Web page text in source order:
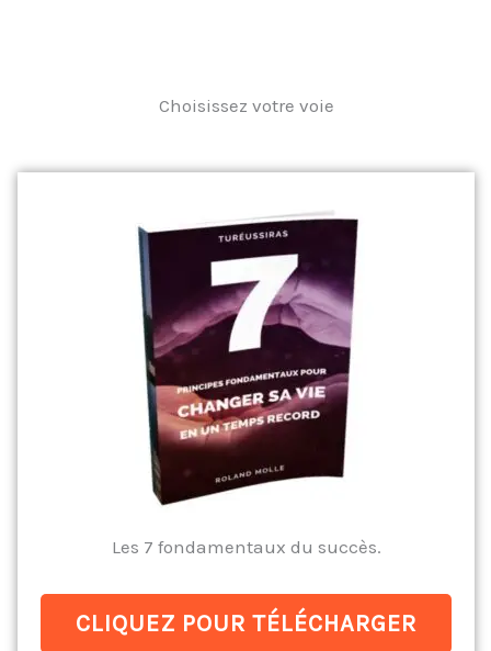
Choisissez votre voie
Les 7 fondamentaux du succès.
CLIQUEZ POUR TÉLÉCHARGER